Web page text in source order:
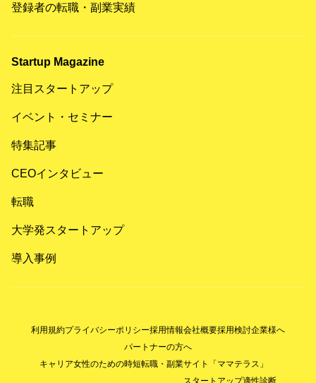
登録者の転職・副業実績
Startup Magazine
注目スタートアップ
イベント・セミナー
特集記事
CEOインタビュー
転職
大学発スタートアップ
導入事例
利用規約プライバシーポリシー採用情報会社概要採用検討企業様へ
パートナーの方へ
キャリア女性のための時短転職・副業サイト「ママテラス」
スタートアップ適性診断